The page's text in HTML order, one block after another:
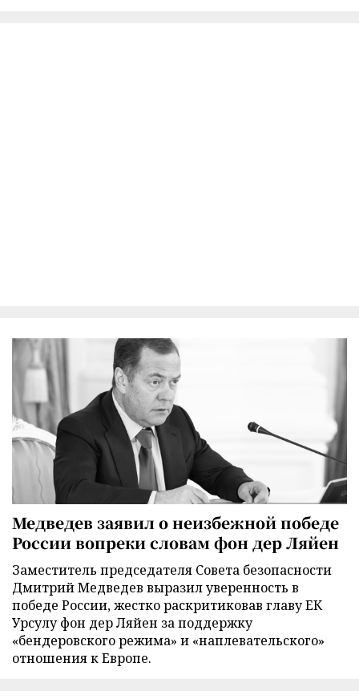
Медведев заявил о неизбежной победе
России вопреки словам фон дер Ляйен
Заместитель председателя Совета безопасности
Дмитрий Медведев выразил уверенность в
победе России, жестко раскритиковав главу ЕК
Урсулу фон дер Ляйен за поддержку
«бендеровского режима» и «наплевательского»
отношения к Европе.